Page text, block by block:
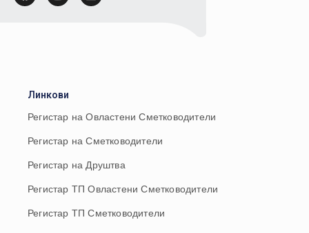
Линкови
Регистар на Овластени Сметководители
Регистар на Сметководители
Регистар на Друштва
Регистар ТП Овластени Сметководители
Регистар ТП Сметководители